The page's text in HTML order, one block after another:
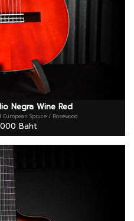
Negra Wine Red
Spruce / Rosewood
Baht